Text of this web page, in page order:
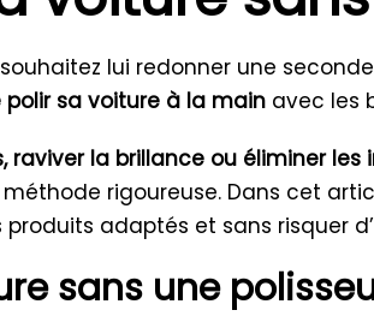
lui redonner une
sa voiture à la main avec les
la brillance ou éliminer
rigoureuse. Dans cet
adaptés et sans risquer
sans une